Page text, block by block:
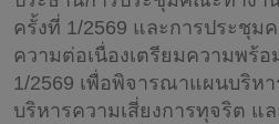
ครั้งที่ 1/2569 และการประชุม
ความต่อเนื่องเตรียมความพร้
1/2569 เพื่อพิจารณาแผนบริห
บริหารความเสี่ยงการทุจริต แ